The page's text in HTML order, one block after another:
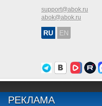
support@abok.ru
abok@abok.ru
RU EN
РЕКЛАМА